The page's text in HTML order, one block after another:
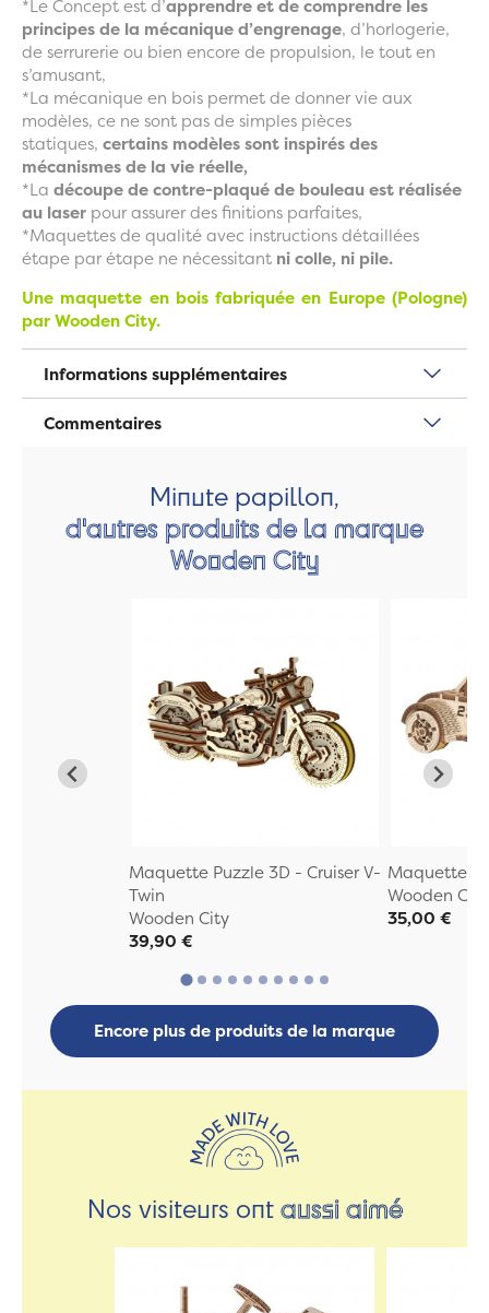
*Le Concept est d’apprendre et de comprendre les
principes de la mécanique d’engrenage, d’horlogerie,
de serrurerie ou bien encore de propulsion, le tout en
s’amusant,
*La mécanique en bois permet de donner vie aux
modèles, ce ne sont pas de simples pièces
statiques, certains modèles sont inspirés des
mécanismes de la vie réelle,
*La découpe de contre-plaqué de bouleau est réalisée
au laser pour assurer des finitions parfaites,
*Maquettes de qualité avec instructions détaillées
étape par étape ne nécessitant ni colle, ni pile.
Une maquette en bois fabriquée en Europe (Pologne)
par Wooden City.
Informations supplémentaires
Commentaires
Minute papillon,
d'autres produits de la marque
Wooden City
Maquette Puzzle 3D - Cruiser V-
Twin
Wooden City
39,90 €
Maquette
Wooden City
35,00 €
Encore plus de produits de la marque
Nos visiteurs ontaussi aimé